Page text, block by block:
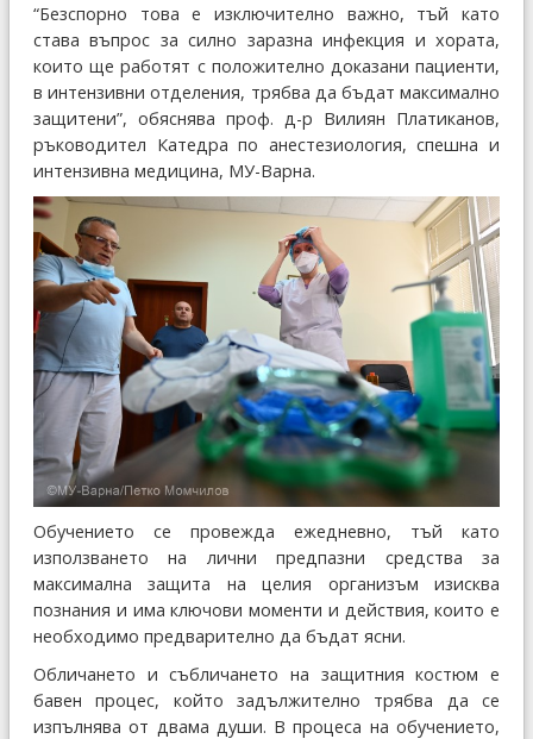
“Безспорно това е изключително важно, тъй като
става въпрос за силно заразна инфекция и хората,
които ще работят с положително доказани пациенти,
в интензивни отделения, трябва да бъдат максимално
защитени”, обяснява проф. д-р Вилиян Платиканов,
ръководител Катедра по анестезиология, спешна и
интензивна медицина, МУ-Варна.
Обучението се провежда ежедневно, тъй като
използването на лични предпазни средства за
максимална защита на целия организъм изисква
познания и има ключови моменти и действия, които е
необходимо предварително да бъдат ясни.
Обличането и събличането на защитния костюм е
бавен процес, който задължително трябва да се
изпълнява от двама души. В процеса на обучението,